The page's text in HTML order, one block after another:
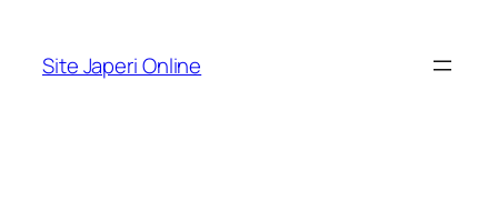
Site Japeri Online